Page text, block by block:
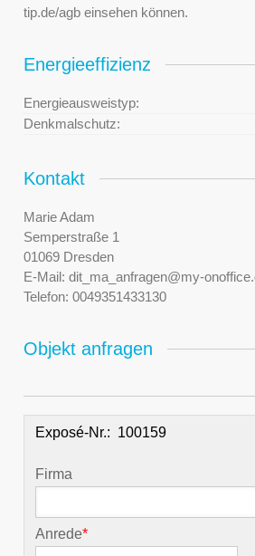
tip.de/agb einsehen können.
Energieeffizienz
Energieausweistyp:
Denkmalschutz:
Kontakt
Marie Adam
Semperstraße 1
01069 Dresden
E-Mail: dit_ma_anfragen@my-
Telefon: 0049351433130
Objekt anfragen
Exposé-Nr.:
Firma
Anrede*